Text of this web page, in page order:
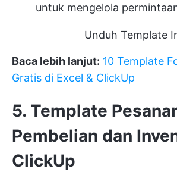
untuk mengelola
Unduh Template
Baca lebih lanjut: 10 Template
Gratis di Excel & ClickUp
5. Template
Pembelian dan
ClickUp